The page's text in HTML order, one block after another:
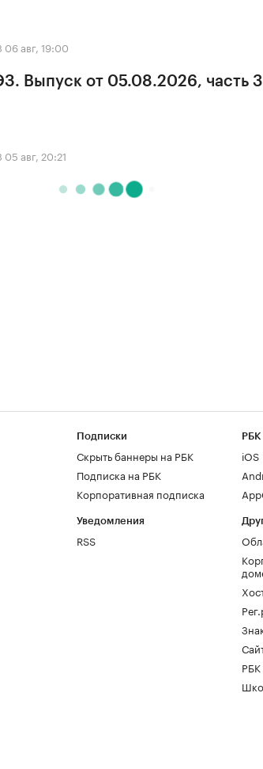
06 авг, 19:00
Выпуск от 05.08.2026, часть 3
05 авг, 20:21
Подписки
Скрыть баннеры на РБК
Подписка на РБК
Корпоративная подписка
Уведомления
RSS
РБК
iOS